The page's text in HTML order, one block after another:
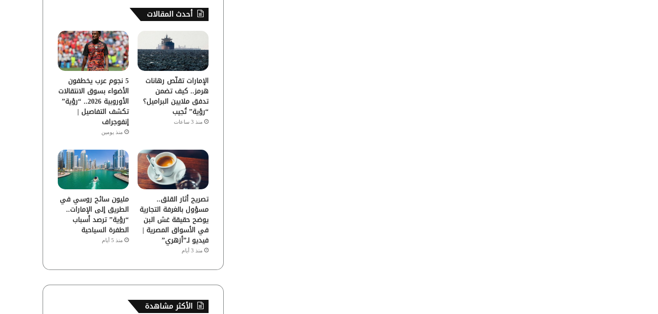
س
و
ك
ي
و
ب
ق
ر
ا
م
أحدث المقالات
الإمارات تقلّص رهانات
هرمز.. كيف تضمن
تدفق ملايين البراميل؟
“رؤية” تُجيب
منذ 3 ساعات
5 نجوم عرب يخطفون
الأضواء بسوق الانتقالات
الأوروبية 2026.. “رؤية”
تكشف التفاصيل |
إنفوجراف
منذ يومين
تصريح أثار القلق..
مسؤول بالغرفة التجارية
يوضح حقيقة غش البن
في الأسواق المصرية |
فيديو لـ”أزهري”
منذ 3 أيام
مليون سائح روسي في
الطريق إلى الإمارات..
“رؤية” ترصد أسباب
الطفرة السياحية
منذ 5 أيام
الأكثر مشاهدة